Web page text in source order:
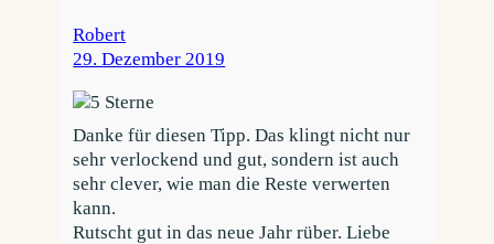
Robert
29. Dezember 2019
Danke für diesen Tipp. Das klingt nicht nur
sehr verlockend und gut, sondern ist auch
sehr clever, wie man die Reste verwerten
kann.
Rutscht gut in das neue Jahr rüber. Liebe